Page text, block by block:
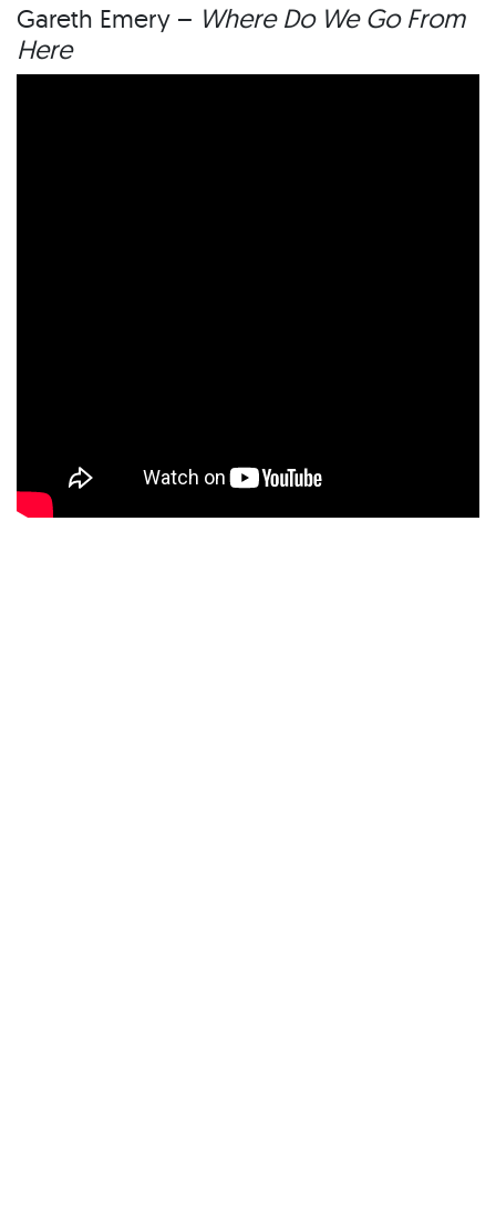
Gareth Emery – Where Do We Go From
Here